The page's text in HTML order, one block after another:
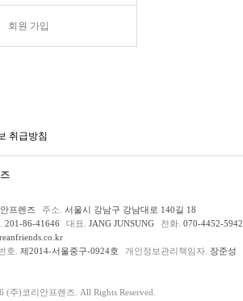
회원 가입
취급방침
프렌즈 주소. 서울시 강남구 강남대로 140길 18
201-86-41646 대표. JANG JUNSUNG 전화. 070-4452-5942
호. 제2014-서울중구-0924호 개인정보관리책임자. 장준성
(주)코리안프렌즈. All Rights Reserved.